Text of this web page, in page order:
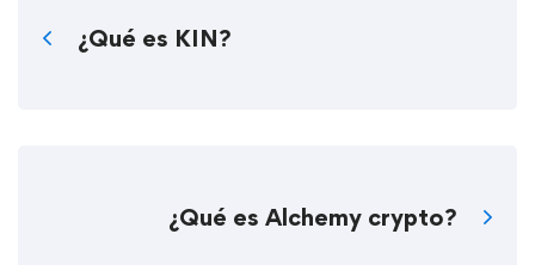
¿Qué es KIN?
¿Qué es Alchemy crypto?